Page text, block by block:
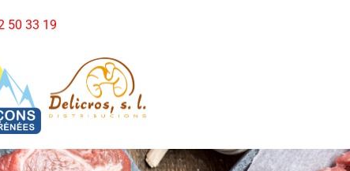
50 33 19